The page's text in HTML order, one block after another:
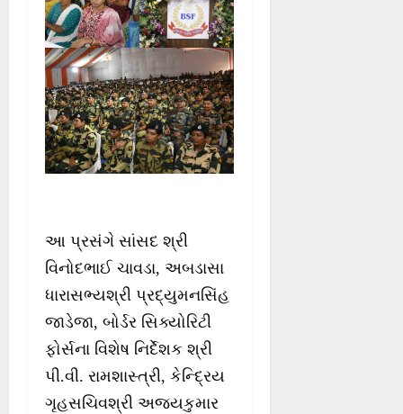
આ પ્રસંગે સાંસદ શ્રી
વિનોદભાઈ ચાવડા, અબડાસા
ધારાસભ્યશ્રી પ્રદ્યુમનસિંહ
જાડેજા, બોર્ડર સિક્યોરિટી
ફોર્સના વિશેષ નિર્દેશક શ્રી
પી.વી. રામશાસ્ત્રી, કેન્દ્રિય
ગૃહસચિવશ્રી અજયકુમાર